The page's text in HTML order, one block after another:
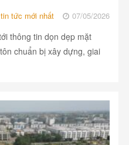
tức mới nhất 07/05/2026
thông tin dọn dẹp mặt
chuẩn bị xây dựng, giai